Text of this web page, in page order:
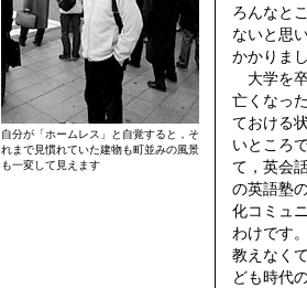
自分が「ホームレス」と自覚すると，そ
れまで見慣れていた建物も町並みの風景
も一変して見えます
ろんなと
ないと思
かかりま
大学を
亡くなっ
ておける
いところ
て，英会
の英語塾
化コミュ
わけです
教えなく
ども時代